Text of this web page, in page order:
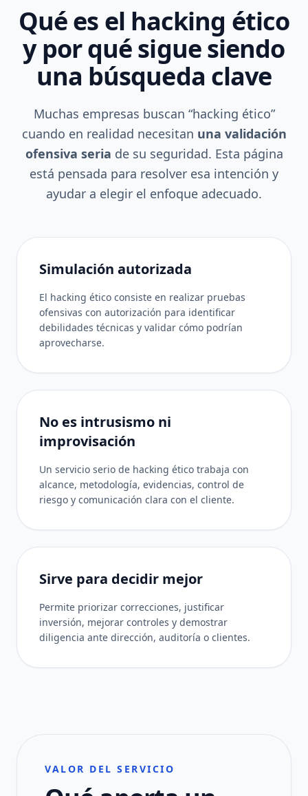
Qué es el hacking ético
y por qué sigue siendo
una búsqueda clave
Muchas empresas buscan “hacking ético”
cuando en realidad necesitan una validación
ofensiva seria de su seguridad. Esta página
está pensada para resolver esa intención y
ayudar a elegir el enfoque adecuado.
Simulación autorizada
El hacking ético consiste en realizar pruebas
ofensivas con autorización para identificar
debilidades técnicas y validar cómo podrían
aprovecharse.
No es intrusismo ni
improvisación
Un servicio serio de hacking ético trabaja con
alcance, metodología, evidencias, control de
riesgo y comunicación clara con el cliente.
Sirve para decidir mejor
Permite priorizar correcciones, justificar
inversión, mejorar controles y demostrar
diligencia ante dirección, auditoría o clientes.
VALOR DEL SERVICIO